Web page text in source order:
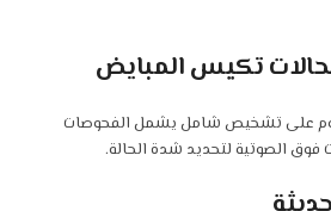
تكيس المبايض
على تشخيص شامل يشمل الفحوصات
فوق الصوتية لتحديد شدة الحالة.